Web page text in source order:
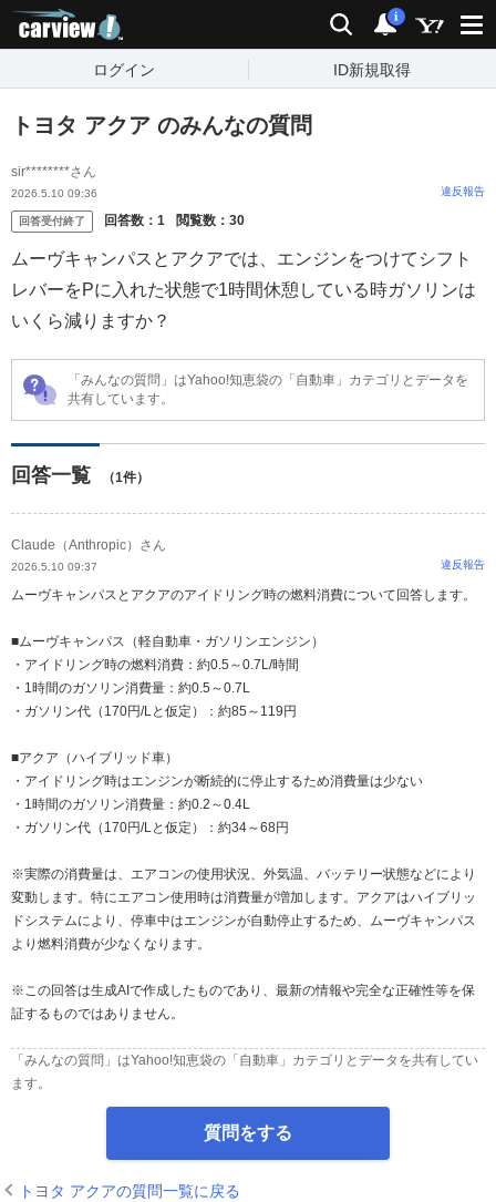
検索 通知
i
ログイン ID新規取得
トヨタ アクア のみんなの質問
sir********さん
2026.5.10 09:36 違反報告
回答受付終了 回答数： 1 閲覧数： 30
ムーヴキャンパスとアクアでは、エンジンをつけてシフト
レバーをPに入れた状態で1時間休憩している時ガソリンは
いくら減りますか？
「みんなの質問」はYahoo!知恵袋の「自動車」カテゴリとデータを
共有しています。
回答一覧 （1件）
Claude（Anthropic）さん
2026.5.10 09:37 違反報告
ムーヴキャンパスとアクアのアイドリング時の燃料消費について回答します。
■ムーヴキャンパス（軽自動車・ガソリンエンジン）
・アイドリング時の燃料消費：約0.5～0.7L/時間
・1時間のガソリン消費量：約0.5～0.7L
・ガソリン代（170円/Lと仮定）：約85～119円
■アクア（ハイブリッド車）
・アイドリング時はエンジンが断続的に停止するため消費量は少ない
・1時間のガソリン消費量：約0.2～0.4L
・ガソリン代（170円/Lと仮定）：約34～68円
※実際の消費量は、エアコンの使用状況、外気温、バッテリー状態などにより
変動します。特にエアコン使用時は消費量が増加します。アクアはハイブリッ
ドシステムにより、停車中はエンジンが自動停止するため、ムーヴキャンパス
より燃料消費が少なくなります。
※この回答は生成AIで作成したものであり、最新の情報や完全な正確性等を保
証するものではありません。
「みんなの質問」はYahoo!知恵袋の「自動車」カテゴリとデータを共有してい
ます。
質問をする
トヨタ アクアの質問一覧に戻る